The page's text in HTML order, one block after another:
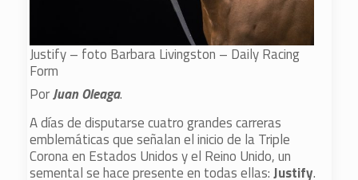
Justify – foto Barbara Livingston – Daily Racing
Form
PorJuan Oleaga.
A días de disputarse cuatro grandes carreras
emblemáticas que señalan el inicio de la Triple
Corona en Estados Unidos y el Reino Unido, un
semental se hace presente en todas ellas:Justify.